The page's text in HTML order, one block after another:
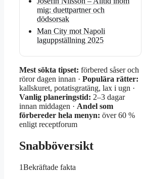
mig: duettpartner och
dödsorsak
Man City mot Napoli
laguppställning 2025
Mest sökta tipset: förbered såser och
röror dagen innan · Populära rätter:
kallskuret, potatisgratäng, lax i ugn ·
Vanlig planeringstid: 2–3 dagar
innan middagen · Andel som
förbereder hela menyn: över 60 %
enligt receptforum
Snabböversikt
1Bekräftade fakta